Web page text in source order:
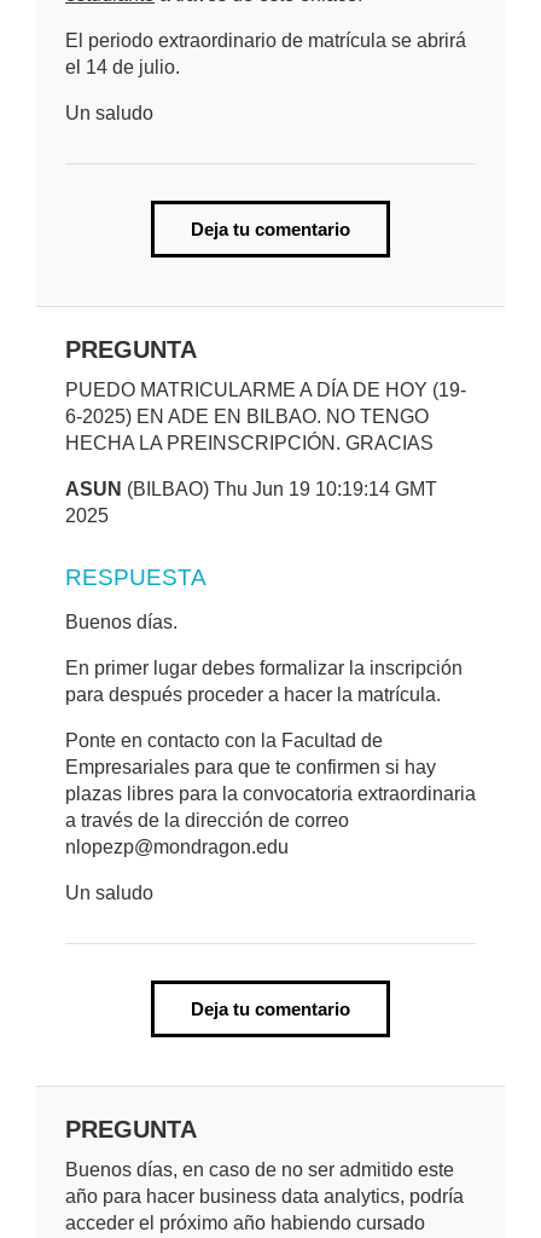
El periodo extraordinario de matrícula se abrirá
el 14 de julio.
Un saludo
Deja tu comentario
PREGUNTA
PUEDO MATRICULARME A DÍA DE HOY (19-
6-2025) EN ADE EN BILBAO. NO TENGO
HECHA LA PREINSCRIPCIÓN. GRACIAS
ASUN (BILBAO) Thu Jun 19 10:19:14 GMT
2025
RESPUESTA
Buenos días.
En primer lugar debes formalizar la inscripción
para después proceder a hacer la matrícula.
Ponte en contacto con la Facultad de
Empresariales para que te confirmen si hay
plazas libres para la convocatoria extraordinaria
a través de la dirección de correo
nlopezp@mondragon.edu
Un saludo
Deja tu comentario
PREGUNTA
Buenos días, en caso de no ser admitido este
año para hacer business data analytics, podría
acceder el próximo año habiendo cursado